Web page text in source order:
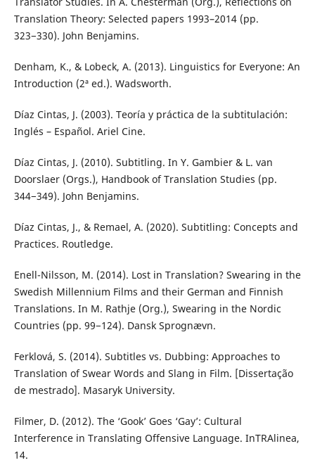
Translation Theory: Selected papers 1993–2014 (pp.
323−330). John Benjamins.
Denham, K., & Lobeck, A. (2013). Linguistics for Everyone: An
Introduction (2ª ed.). Wadsworth.
Díaz Cintas, J. (2003). Teoría y práctica de la subtitulación:
Inglés – Español. Ariel Cine.
Díaz Cintas, J. (2010). Subtitling. In Y. Gambier & L. van
Doorslaer (Orgs.), Handbook of Translation Studies (pp.
344−349). John Benjamins.
Díaz Cintas, J., & Remael, A. (2020). Subtitling: Concepts and
Practices. Routledge.
Enell-Nilsson, M. (2014). Lost in Translation? Swearing in the
Swedish Millennium Films and their German and Finnish
Translations. In M. Rathje (Org.), Swearing in the Nordic
Countries (pp. 99−124). Dansk Sprognævn.
Ferklová, S. (2014). Subtitles vs. Dubbing: Approaches to
Translation of Swear Words and Slang in Film. [Dissertação
de mestrado]. Masaryk University.
Filmer, D. (2012). The ‘Gook’ Goes ‘Gay’: Cultural
Interference in Translating Offensive Language. InTRAlinea,
14.